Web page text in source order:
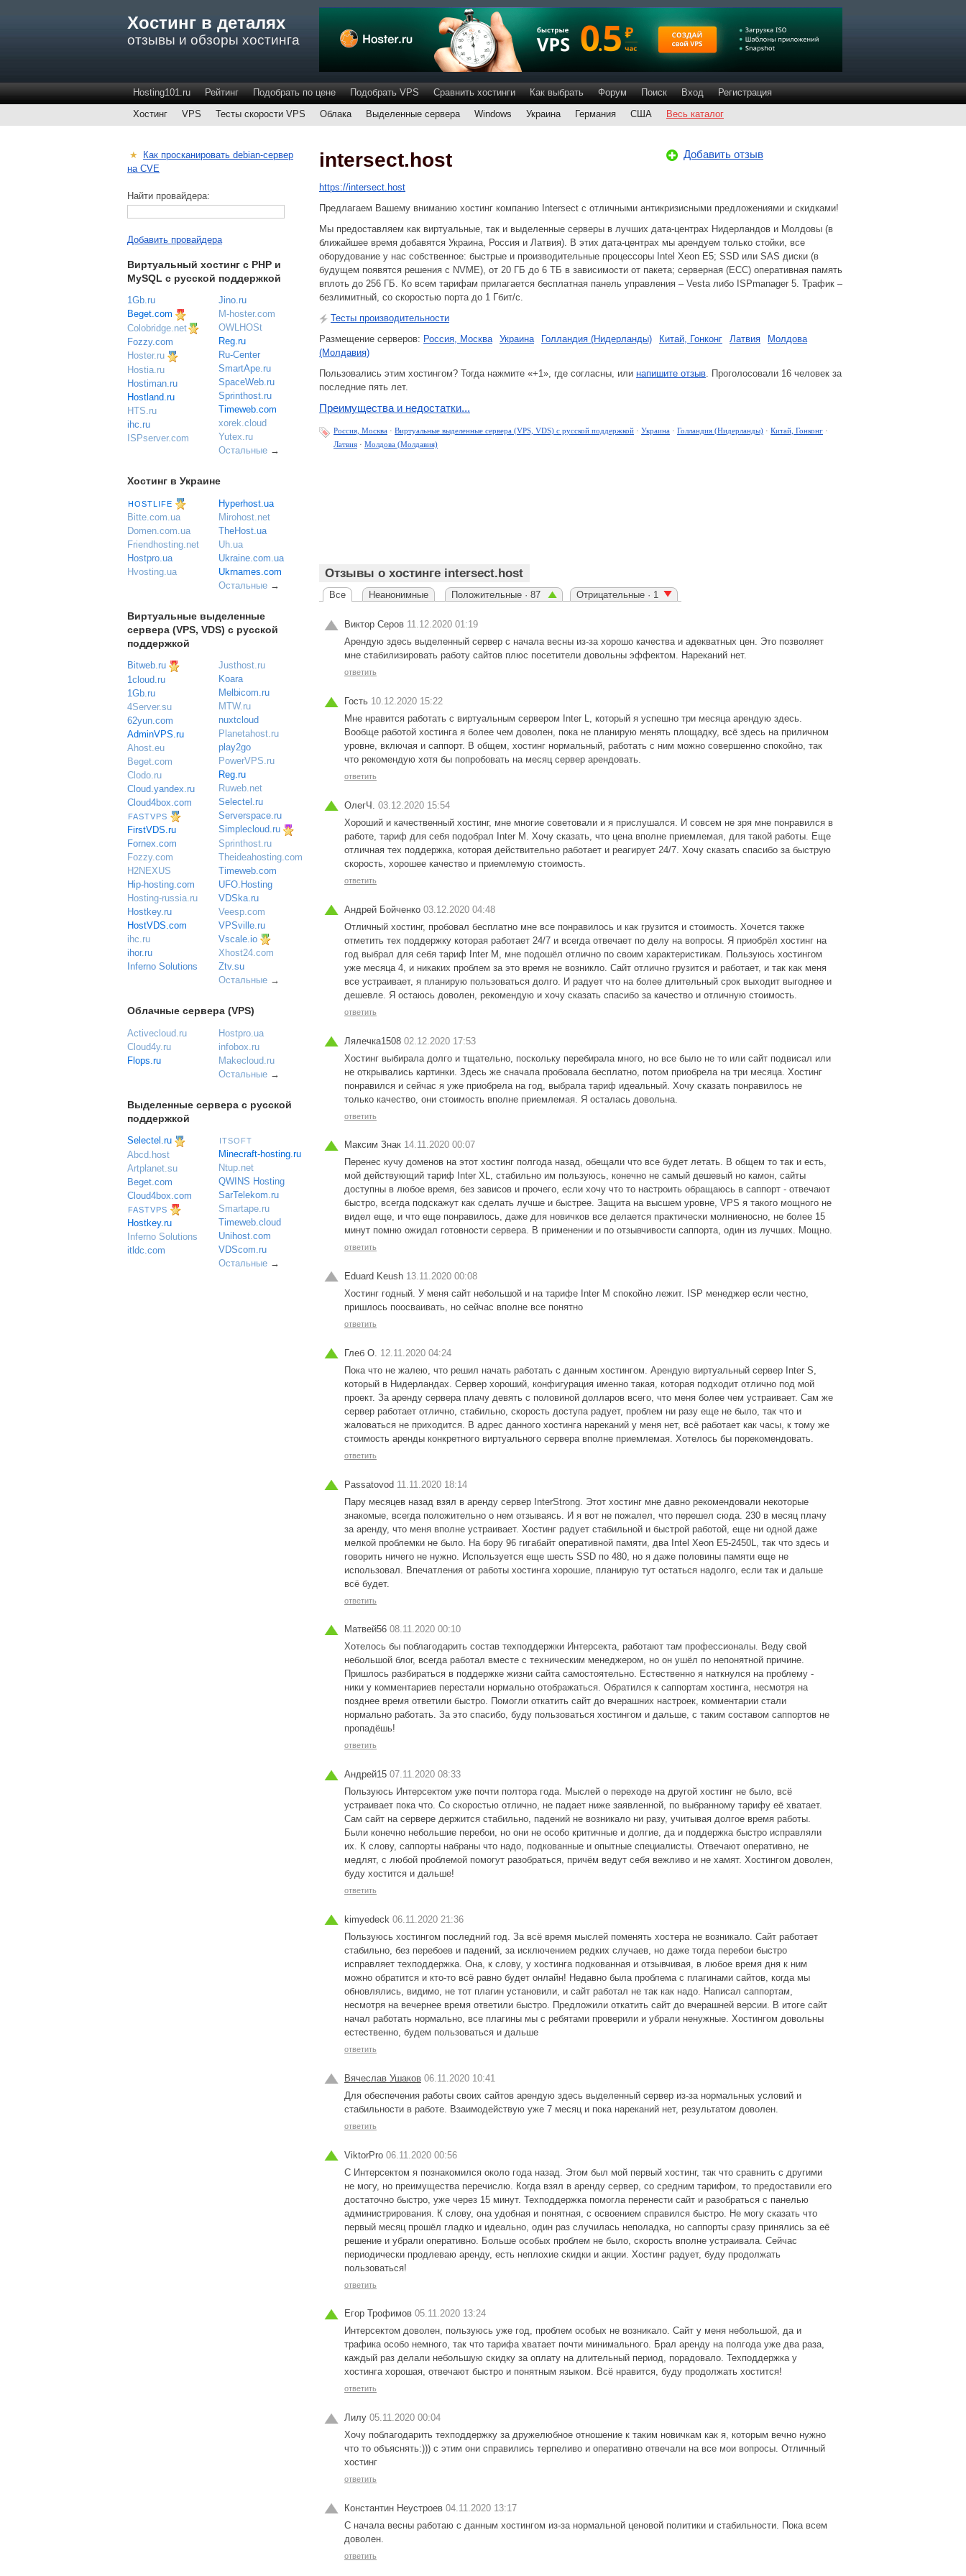
Хостинг в деталях
отзывы и обзоры хостинга
Hosting101.ru Рейтинг Подобрать по цене Подобрать VPS Сравнить хостинги Как выбрать Форум Поиск Вход
Регистрация
Хостинг
VPS Тесты скорости VPS Облака Выделенные сервера Windows Украина Германия США Весь каталог
Добавить отзыв
intersect.host
https://intersect.host
Предлагаем Вашему вниманию хостинг компанию Intersect с отличными антикризисными предложениями и скидками!
Мы предоставляем как виртуальные, так и выделенные серверы в лучших дата-центрах Нидерландов и Молдовы (в
ближайшее время добавятся Украина, Россия и Латвия). В этих дата-центрах мы арендуем только стойки, все
оборудование у нас собственное: быстрые и производительные процессоры Intel Xeon E5; SSD или SAS диски (в
будущем появятся решения с NVME), от 20 ГБ до 6 ТБ в зависимости от пакета; серверная (ECC) оперативная память
вплоть до 256 ГБ. Ко всем тарифам прилагается бесплатная панель управления – Vesta либо ISPmanager 5. Трафик –
безлимитный, со скоростью порта до 1 Гбит/с.
Тесты производительности
Размещение серверов: Россия, Москва Украина Голландия (Нидерланды) Китай, Гонконг Латвия
Молдова
(Молдавия)
Пользовались этим хостингом? Тогда нажмите «+1», где согласны, или напишите отзыв. Проголосовали 16 человек за
последние пять лет.
Преимущества и недостатки...
Россия, Москва · Виртуальные выделенные сервера (VPS, VDS) с русской поддержкой · Украина · Голландия (Нидерланды) · Китай, Гонконг ·
Латвия · Молдова (Молдавия)
Отзывы о хостинге intersect.host
Все Неанонимные Положительные · 87 Отрицательные · 1
Виктор Серов 11.12.2020 01:19
Арендую здесь выделенный сервер с начала весны из-за хорошо качества и адекватных цен. Это позволяет
мне стабилизировать работу сайтов плюс посетители довольны эффектом. Нареканий нет.
ответить
Гость 10.12.2020 15:22
Мне нравится работать с виртуальным сервером Inter L, который я успешно три месяца арендую здесь.
Вообще работой хостинга я более чем доволен, пока не планирую менять площадку, всё здесь на приличном
уровне, включая и саппорт. В общем, хостинг нормальный, работать с ним можно совершенно спокойно, так
что рекомендую хотя бы попробовать на месяц сервер арендовать.
ответить
ОлегЧ.
03.12.2020 15:54
Хороший и качественный хостинг, мне многие советовали и я прислушался. И совсем не зря мне понравился в
работе, тариф для себя подобрал Inter M. Хочу сказать, что цена вполне приемлемая, для такой работы. Еще
отличная тех поддержка, которая действительно работает и реагирует 24/7. Хочу сказать спасибо за быструю
скорость, хорошее качество и приемлемую стоимость.
ответить
Андрей Бойченко 03.12.2020 04:48
Отличный хостинг, пробовал бесплатно мне все понравилось и как грузится и стоимость. Хочется также
отметить тех поддержку которая работает 24/7 и всегда отвечает по делу на вопросы. Я приобрёл хостинг на
год выбрал для себя тариф Inter M, мне подошёл отлично по своим характеристикам. Пользуюсь хостингом
уже месяца 4, и никаких проблем за это время не возникло. Сайт отлично грузится и работает, и так как меня
все устраивает, я планирую пользоваться долго. И радует что на более длительный срок выходит выгоднее и
дешевле. Я остаюсь доволен, рекомендую и хочу сказать спасибо за качество и отличную стоимость.
ответить
Лялечка1508 02.12.2020 17:53
Хостинг выбирала долго и тщательно, поскольку перебирала много, но все было не то или сайт подвисал или
не открывались картинки. Здесь же сначала пробовала бесплатно, потом приобрела на три месяца. Хостинг
понравился и сейчас я уже приобрела на год, выбрала тариф идеальный. Хочу сказать понравилось не
только качество, они стоимость вполне приемлемая. Я осталась довольна.
ответить
Максим Знак 14.11.2020 00:07
Перенес кучу доменов на этот хостинг полгода назад, обещали что все будет летать. В общем то так и есть,
мой действующий тариф Inter XL, стабильно им пользуюсь, конечно не самый дешевый но камон, сайты
доступны в любое время, без зависов и прочего, если хочу что то настроить обращаюсь в саппорт - отвечают
быстро, всегда подскажут как сделать лучше и быстрее. Защита на высшем уровне, VPS я такого мощного не
видел еще, и что еще понравилось, даже для новичков все делается практически молниеносно, не более 15
минут помню ожидал готовности сервера. В применении и по отзывчивости саппорта, один из лучших. Мощно.
ответить
Eduard Keush 13.11.2020 00:08
Хостинг годный. У меня сайт небольшой и на тарифе Inter M спокойно лежит. ISP менеджер если честно,
пришлось поосваивать, но сейчас вполне все понятно
ответить
Глеб О. 12.11.2020 04:24
Пока что не жалею, что решил начать работать с данным хостингом. Арендую виртуальный сервер Inter S,
который в Нидерландах. Сервер хороший, конфигурация именно такая, которая подходит отлично под мой
проект. За аренду сервера плачу девять с половиной долларов всего, что меня более чем устраивает. Сам же
сервер работает отлично, стабильно, скорость доступа радует, проблем ни разу еще не было, так что и
жаловаться не приходится. В адрес данного хостинга нареканий у меня нет, всё работает как часы, к тому же
стоимость аренды конкретного виртуального сервера вполне приемлемая. Хотелось бы порекомендовать.
ответить
Passatovod 11.11.2020 18:14
Пару месяцев назад взял в аренду сервер InterStrong. Этот хостинг мне давно рекомендовали некоторые
знакомые, всегда положительно о нем отзываясь. И я вот не пожалел, что перешел сюда. 230 в месяц плачу
за аренду, что меня вполне устраивает. Хостинг радует стабильной и быстрой работой, еще ни одной даже
мелкой проблемки не было. На бору 96 гигабайт оперативной памяти, два Intel Xeon E5-2450L, так что здесь и
говорить ничего не нужно. Используется еще шесть SSD по 480, но я даже половины памяти еще не
использовал. Впечатления от работы хостинга хорошие, планирую тут остаться надолго, если так и дальше
всё будет.
ответить
Матвей56 08.11.2020 00:10
Хотелось бы поблагодарить состав техподдержки Интерсекта, работают там профессионалы. Веду свой
небольшой блог, всегда работал вместе с техническим менеджером, но он ушёл по непонятной причине.
Пришлось разбираться в поддержке жизни сайта самостоятельно. Естественно я наткнулся на проблему -
ники у комментариев перестали нормально отображаться. Обратился к саппортам хостинга, несмотря на
позднее время ответили быстро. Помогли откатить сайт до вчерашних настроек, комментарии стали
нормально работать. За это спасибо, буду пользоваться хостингом и дальше, с таким составом саппортов не
пропадёшь!
ответить
Андрей15 07.11.2020 08:33
Пользуюсь Интерсектом уже почти полтора года. Мыслей о переходе на другой хостинг не было, всё
устраивает пока что. Со скоростью отлично, не падает ниже заявленной, по выбранному тарифу её хватает.
Сам сайт на сервере держится стабильно, падений не возникало ни разу, учитывая долгое время работы.
Были конечно небольшие перебои, но они не особо критичные и долгие, да и поддержка быстро исправляли
их. К слову, саппорты набраны что надо, подкованные и опытные специалисты. Отвечают оперативно, не
медлят, с любой проблемой помогут разобраться, причём ведут себя вежливо и не хамят. Хостингом доволен,
буду хостится и дальше!
ответить
kimyedeck 06.11.2020 21:36
Пользуюсь хостингом последний год. За всё время мыслей поменять хостера не возникало. Сайт работает
стабильно, без перебоев и падений, за исключением редких случаев, но даже тогда перебои быстро
исправляет техподдержка. Она, к слову, у хостинга подкованная и отзывчивая, в любое время дня к ним
можно обратится и кто-то всё равно будет онлайн! Недавно была проблема с плагинами сайтов, когда мы
обновлялись, видимо, не тот плагин установили, и сайт работал не так как надо. Написал саппортам,
несмотря на вечернее время ответили быстро. Предложили откатить сайт до вчерашней версии. В итоге сайт
начал работать нормально, все плагины мы с ребятами проверили и убрали ненужные. Хостингом довольны
естественно, будем пользоваться и дальше
ответить
Вячеслав Ушаков 06.11.2020 10:41
Для обеспечения работы своих сайтов арендую здесь выделенный сервер из-за нормальных условий и
стабильности в работе. Взаимодействую уже 7 месяц и пока нареканий нет, результатом доволен.
ответить
ViktorPro 06.11.2020 00:56
С Интерсектом я познакомился около года назад. Этом был мой первый хостинг, так что сравнить с другими
не могу, но преимущества перечислю. Когда взял в аренду сервер, со средним тарифом, то предоставили его
достаточно быстро, уже через 15 минут. Техподдержка помогла перенести сайт и разобраться с панелью
администрирования. К слову, она удобная и понятная, с освоением справился быстро. Не могу сказать что
первый месяц прошёл гладко и идеально, один раз случилась неполадка, но саппорты сразу принялись за её
решение и убрали оперативно. Больше особых проблем не было, скорость вполне устраивала. Сейчас
периодически продлеваю аренду, есть неплохие скидки и акции. Хостинг радует, буду продолжать
пользоваться!
ответить
Егор Трофимов 05.11.2020 13:24
Интерсектом доволен, пользуюсь уже год, проблем особых не возникало. Сайт у меня небольшой, да и
трафика особо немного, так что тарифа хватает почти минимального. Брал аренду на полгода уже два раза,
каждый раз делали небольшую скидку за оплату на длительный период, порадовало. Техподдержка у
хостинга хорошая, отвечают быстро и понятным языком. Всё нравится, буду продолжать хостится!
ответить
Лилу 05.11.2020 00:04
Хочу поблагодарить техподдержку за дружелюбное отношение к таким новичкам как я, которым вечно нужно
что то объяснять:))) с этим они справились терпеливо и оперативно отвечали на все мои вопросы. Отличный
хостинг
ответить
Константин Неустроев 04.11.2020 13:17
С начала весны работаю с данным хостингом из-за нормальной ценовой политики и стабильности. Пока всем
доволен.
ответить
★ Как просканировать debian-сервер
на CVE
Найти провайдера:
Добавить провайдера
Виртуальный хостинг c PHP и
MySQL с русской поддержкой
1Gb.ru
Beget.com
Colobridge.net
Fozzy.com
Hoster.ru
Hostia.ru
Hostiman.ru
Hostland.ru
HTS.ru
ihc.ru
ISPserver.com
Jino.ru
M-hoster.com
OWLHOSt
Reg.ru
Ru-Center
SmartApe.ru
SpaceWeb.ru
Sprinthost.ru
Timeweb.com
xorek.cloud
Yutex.ru
Остальные →
Хостинг в Украине
HOSTLIFE
Bitte.com.ua
Domen.com.ua
Friendhosting.net
Hostpro.ua
Hvosting.ua
Hyperhost.ua
Mirohost.net
TheHost.ua
Uh.ua
Ukraine.com.ua
Ukrnames.com
Остальные →
Виртуальные выделенные
сервера (VPS, VDS) с русской
поддержкой
Bitweb.ru
1cloud.ru
1Gb.ru
4Server.su
62yun.com
AdminVPS.ru
Ahost.eu
Beget.com
Clodo.ru
Cloud.yandex.ru
Cloud4box.com
FASTVPS
FirstVDS.ru
Fornex.com
Fozzy.com
H2NEXUS
Hip-hosting.com
Hosting-russia.ru
Hostkey.ru
HostVDS.com
ihc.ru
ihor.ru
Inferno Solutions
Justhost.ru
Koara
Melbicom.ru
MTW.ru
nuxtcloud
Planetahost.ru
play2go
PowerVPS.ru
Reg.ru
Ruweb.net
Selectel.ru
Serverspace.ru
Simplecloud.ru
Sprinthost.ru
Theideahosting.com
Timeweb.com
UFO.Hosting
VDSka.ru
Veesp.com
VPSville.ru
Vscale.io
Xhost24.com
Ztv.su
Остальные →
Облачные сервера (VPS)
Activecloud.ru
Cloud4y.ru
Flops.ru
Hostpro.ua
infobox.ru
Makecloud.ru
Остальные →
Выделенные сервера с русской
поддержкой
Selectel.ru
Abcd.host
Artplanet.su
Beget.com
Cloud4box.com
FASTVPS
Hostkey.ru
Inferno Solutions
itldc.com
ITSOFT
Minecraft-hosting.ru
Ntup.net
QWINS Hosting
SarTelekom.ru
Smartape.ru
Timeweb.cloud
Unihost.com
VDScom.ru
Остальные →